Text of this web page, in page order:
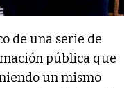
de una serie de
pública que
un mismo